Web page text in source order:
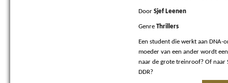
Door Sjef Leenen
Genre Thrillers
Een student die werkt aan
moeder van een ander wordt
naar de grote treinroof? Of naar
DDR?